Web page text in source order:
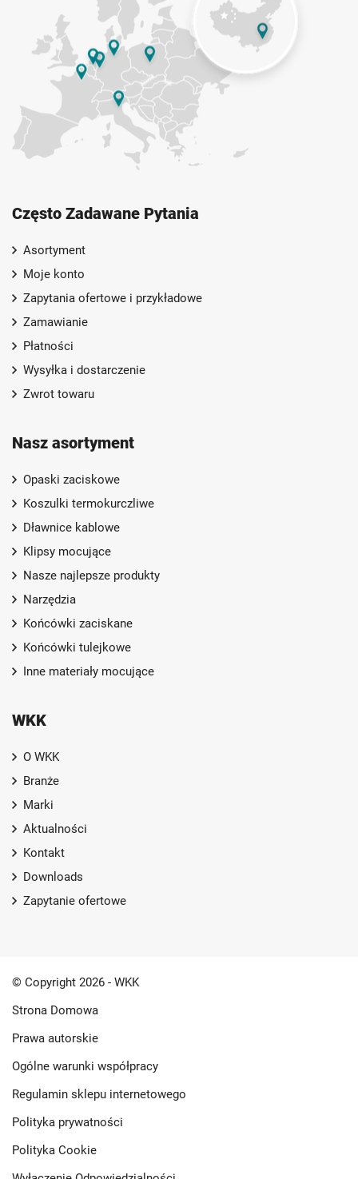
Często Zadawane Pytania
Asortyment
Moje konto
Zapytania ofertowe i przykładowe
Zamawianie
Płatności
Wysyłka i dostarczenie
Zwrot towaru
Nasz asortyment
Opaski zaciskowe
Koszulki termokurczliwe
Dławnice kablowe
Klipsy mocujące
Nasze najlepsze produkty
Narzędzia
Końcówki zaciskane
Końcówki tulejkowe
Inne materiały mocujące
WKK
O WKK
Branże
Marki
Aktualności
Kontakt
Downloads
Zapytanie ofertowe
© Copyright 2026 - WKK
Strona Domowa
Prawa autorskie
Ogólne warunki współpracy
Regulamin sklepu internetowego
Polityka prywatności
Polityka Cookie